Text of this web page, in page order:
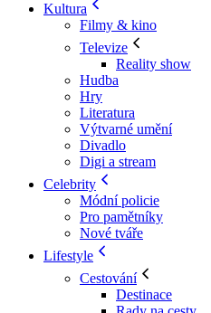
Kultura
Filmy & kino
Televize
Reality show
Hudba
Hry
Literatura
Výtvarné umění
Divadlo
Digi a stream
Celebrity
Módní policie
Pro pamětníky
Nové tváře
Lifestyle
Cestování
Destinace